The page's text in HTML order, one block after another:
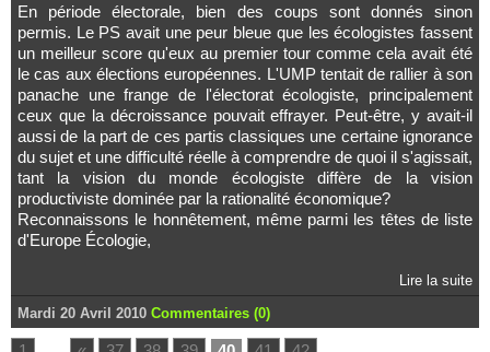
En période électorale, bien des coups sont donnés sinon
permis. Le PS avait une peur bleue que les écologistes fassent
un meilleur score qu'eux au premier tour comme cela avait été
le cas aux élections européennes. L'UMP tentait de rallier à son
panache une frange de l'électorat écologiste, principalement
ceux que la décroissance pouvait effrayer. Peut-être, y avait-il
aussi de la part de ces partis classiques une certaine ignorance
du sujet et une difficulté réelle à comprendre de quoi il s'agissait,
tant la vision du monde écologiste diffère de la vision
productiviste dominée par la rationalité économique?
Reconnaissons le honnêtement, même parmi les têtes de liste
d'Europe Écologie,
Lire la suite
Mardi 20 Avril 2010 Commentaires (0)